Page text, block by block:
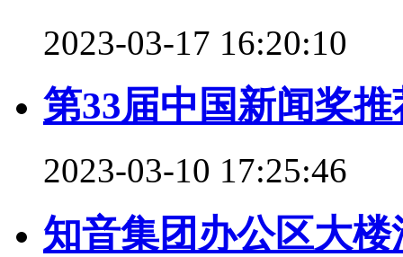
2023-03-17 16:20:10
第33届中国新闻奖
2023-03-10 17:25:46
知音集团办公区大